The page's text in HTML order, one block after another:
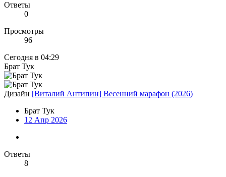
Ответы
0
Просмотры
96
Сегодня в 04:29
Брат Тук
Дизайн [Виталий Антипин] Весенний марафон (2026)
Брат Тук
12 Апр 2026
Ответы
8